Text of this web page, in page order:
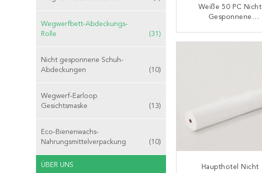
Wegwerfbett-Abdeckungs-
Rolle
(31)
Nicht gesponnene Schuh-
Abdeckungen
(10)
Wegwerf-Earloop
Gesichtsmaske
(13)
Eco-Bienenwachs-
Nahrungsmittelverpackung
(10)
ÜBER UNS
Weiße 50 PC Nicht
Gesponnene
KONTAKT
Haupthotel Nicht